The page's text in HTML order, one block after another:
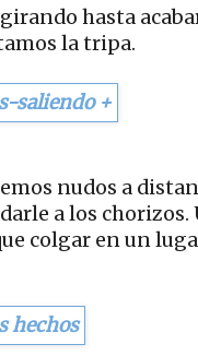
hasta
la tripa.
nudos a
a los
colgar en un